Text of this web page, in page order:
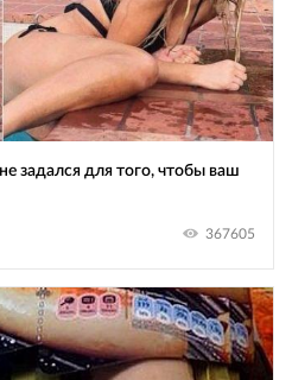
задался для того, чтобы ваш
367605